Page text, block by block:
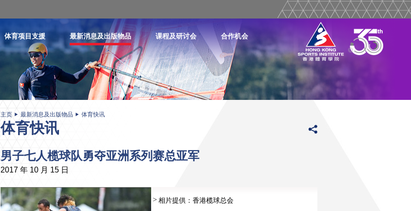
体育项目支援 最新消息及出版物品 课程及研讨会 合作机会
主页 最新消息及出版物品 体育快讯
体育快讯
男子七人榄球队勇夺亚洲系列赛总亚军
2017 年 10 月 15 日
相片提供：香港榄球总会
相片：香港榄球总会